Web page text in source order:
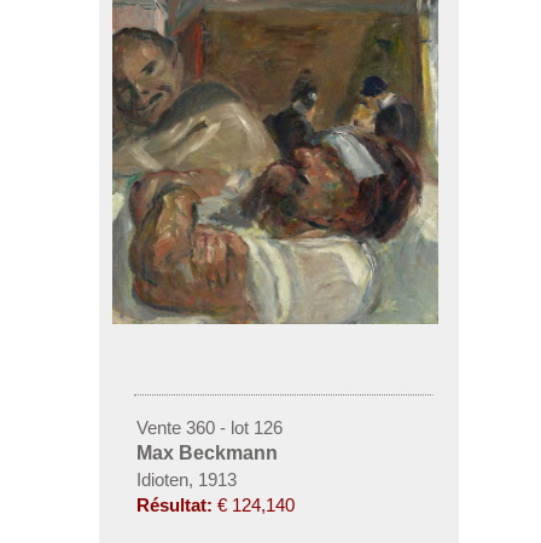
Vente 360 - lot 126
Max Beckmann
Idioten, 1913
Résultat: € 124,140